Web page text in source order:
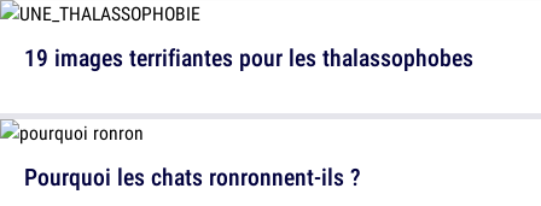
19 images terrifiantes pour les thalassophobes
Pourquoi les chats ronronnent-ils ?